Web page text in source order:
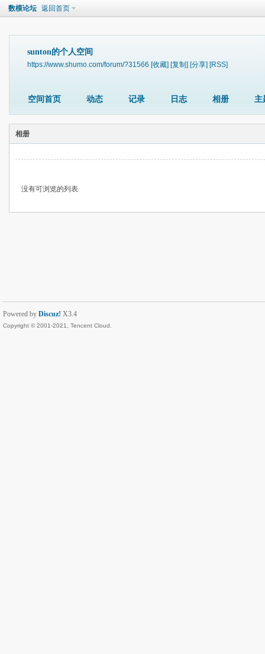
数模论坛 返回首页
sunton的个人空间
https://www.shumo.com/forum/?31566 [收藏] [复制] [分享] [RSS]
空间首页 动态 记录 日志 相册 主
相册
没有可浏览的列表
Powered by Discuz! X3.4
Copyright © 2001-2021, Tencent Cloud.